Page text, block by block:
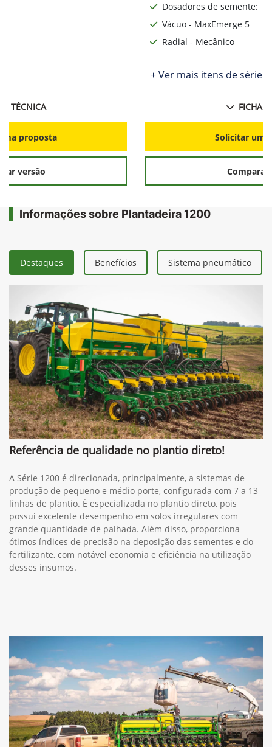
TÉCNICA
proposta
versão
Dosadores de semente:
Vácuo - MaxEmerge 5
Radial - Mecânico
+ Ver mais itens de série
FICHA
Solicitar
Comparar
Informações sobre Plantadeira 1200
Destaques Benefícios Sistema pneumático
Referência de qualidade no plantio direto!
A Série 1200 é direcionada, principalmente, a sistemas de
produção de pequeno e médio porte, configurada com 7 a 13
linhas de plantio. É especializada no plantio direto, pois
possui excelente desempenho em solos irregulares com
grande quantidade de palhada. Além disso, proporciona
ótimos índices de precisão na deposição das sementes e do
fertilizante, com notável economia e eficiência na utilização
desses insumos.